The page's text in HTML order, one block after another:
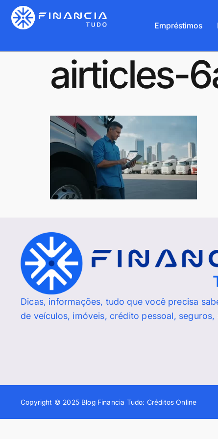
Empréstimos
airticles-
Dicas, informações, tudo que você precisa
de veículos, imóveis, crédito pessoal,
Copyright © 2025 Blog Financia Tudo: Créditos Online